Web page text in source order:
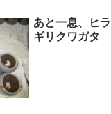
あと一息、ヒ
ギリクワガタ